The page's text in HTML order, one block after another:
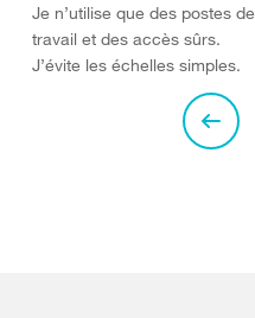
Je n’utilise que des postes de
travail et des accès sûrs.
J’évite les échelles simples.